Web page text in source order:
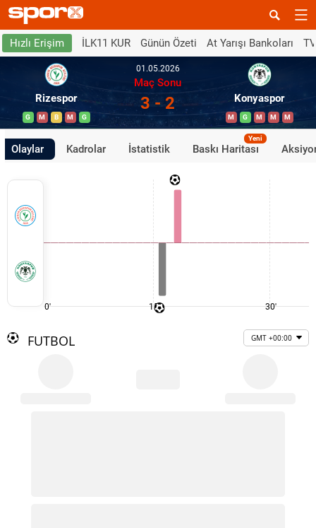
Hızlı Erişim İLK11 KUR Günün Özeti At Yarışı Bankoları
Rizespor
G M B M G
01.05.2026
Maç Sonu
3 - 2 Konyaspor
M G M M M
Olaylar Kadrolar İstatistik Baskı Haritası
Yeni
0' 15' 30'
FUTBOL GMT +00:00